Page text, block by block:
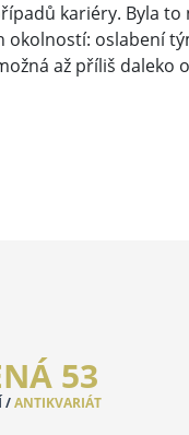
kariéry. Byla
okolností: oslabení
až příliš daleko
53
/ANTIKVARIÁT